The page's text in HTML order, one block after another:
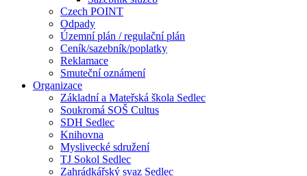
Czech POINT
Odpady
Územní plán / regulační plán
Ceník/sazebník/poplatky
Reklamace
Smuteční oznámení
Organizace
Základní a Mateřská škola Sedlec
Soukromá SOŠ Cultus
SDH Sedlec
Knihovna
Myslivecké sdružení
TJ Sokol Sedlec
Zahrádkářský svaz Sedlec